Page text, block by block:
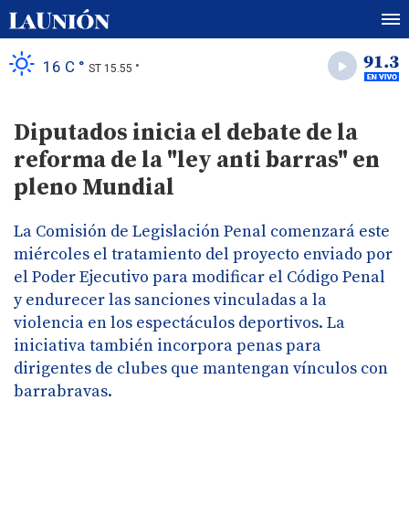
16 C ° ST 15.55 °
Diputados inicia el debate de la
reforma de la "ley anti barras" en
pleno Mundial
La Comisión de Legislación Penal comenzará este
miércoles el tratamiento del proyecto enviado por
el Poder Ejecutivo para modificar el Código Penal
y endurecer las sanciones vinculadas a la
violencia en los espectáculos deportivos. La
iniciativa también incorpora penas para
dirigentes de clubes que mantengan vínculos con
barrabravas.